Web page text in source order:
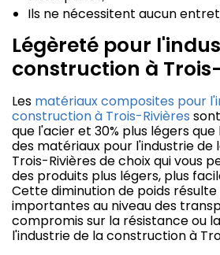
Ils ne nécessitent aucun
Légèreté pour
construction à
Les matériaux composites pour
construction à Trois-Rivières
que l'acier et 30% plus légers
des matériaux pour l'industrie
Trois-Rivières de choix qui vous
des produits plus légers, plus
Cette diminution de poids
importantes au niveau des
compromis sur la résistance ou
l'industrie de la construction à